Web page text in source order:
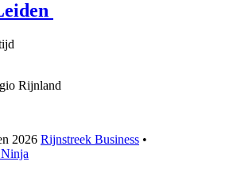
Rijnland
2026 Rijnstreek Business •